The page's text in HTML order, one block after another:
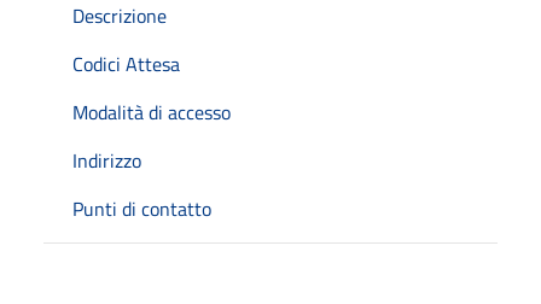
Descrizione
Codici Attesa
Modalità di accesso
Indirizzo
Punti di contatto